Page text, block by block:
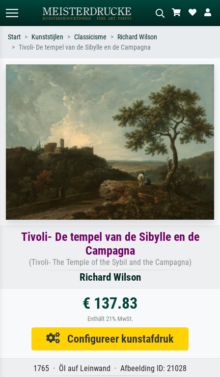
Zoek op kunstenaar, titel of stijl – bijv.
Monet, Sterrennacht, impressionisme,
Hokusai-golf, naakt.
Beschrijf de scène – bijv. groene
weide, abstract met veel rood, donker
olieverfschilderij, staand naakt naast
een boom.
Start Kunststijlen Classicisme
Richard Wilson
Tivoli- De tempel van de Sibylle en de Campagna
Tivoli- De tempel van de Sibylle en de
Campagna
(Tivoli- The Temple of the Sybil and the Campagna)
Richard Wilson
€ 137.83
Enthält 21% MwSt.
Configureer kunstafdruk
1765 · Öl auf Leinwand · Afbeelding ID: 21028